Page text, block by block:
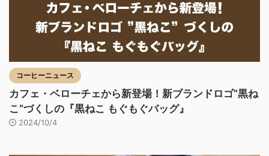
コーヒーニュース
カフェ・ベローチェから新登場！新ブランドロゴ”黒ね
こ”づくしの『黒ねこ もぐもぐバッグ』
2024/10/4